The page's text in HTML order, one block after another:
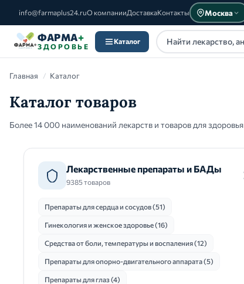
info@farmaplus24.ruО компанииДоставкаКонтакты Москва
ФАРМА+
ЗДОРОВЬЕ
Каталог
Каталог
Главная / Каталог
Каталог товаров
Более 14 000 наименований лекарств и товаров для здоровья
Лекарственные препараты и БАДы
9385 товаров
Препараты для сердца и сосудов (51)
Гинекология и женское здоровье (16)
Средства от боли, температуры и воспаления (12)
Препараты для опорно-двигательного аппарата (5)
Препараты для глаз (4)